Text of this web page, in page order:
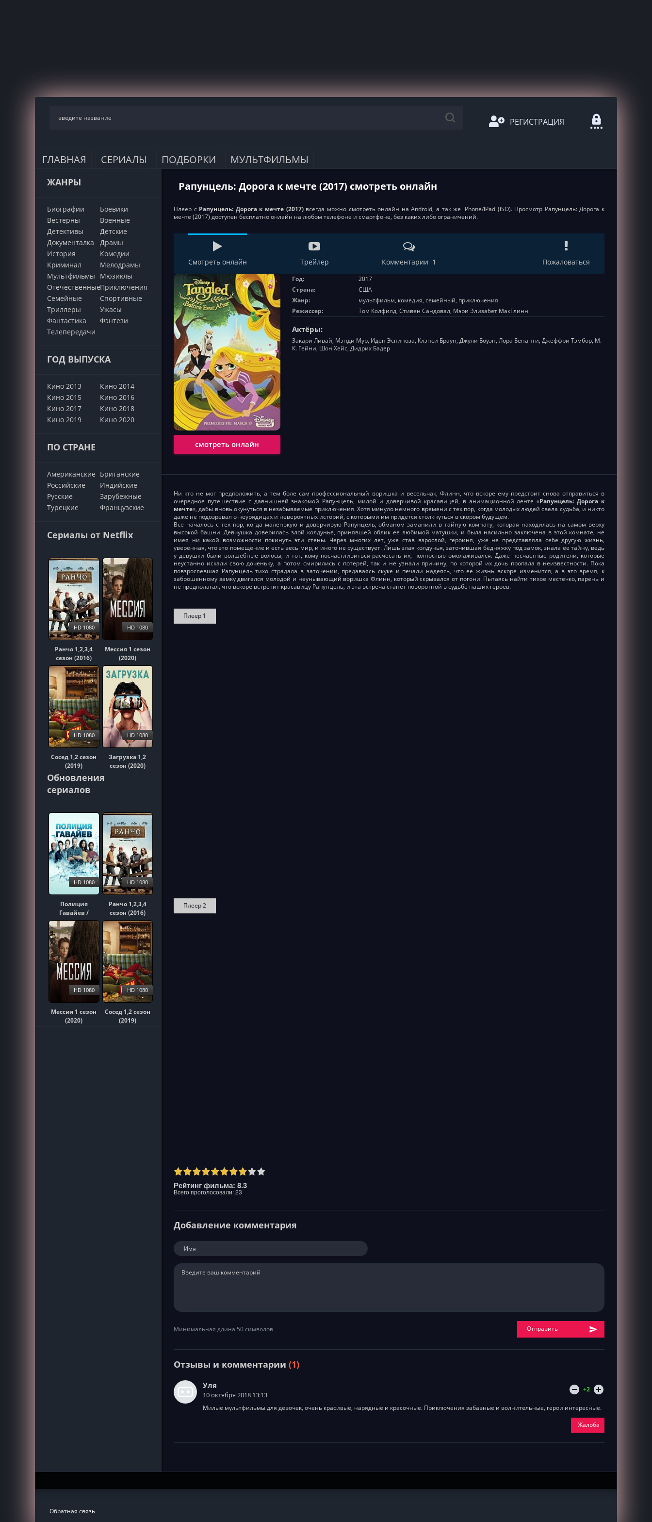
РЕГИСТРАЦИЯ
ГЛАВНАЯ СЕРИАЛЫ ПОДБОРКИ МУЛЬТФИЛЬМЫ
ЖАНРЫ
Биографии
Боевики
Вестерны
Военные
Детективы
Детские
Документалка
Драмы
История
Комедии
Криминал
Мелодрамы
Мультфильмы
Мюзиклы
ОтечественныеПриключения
Семейные
Cпортивные
Триллеры
Ужасы
Фантастика
Фэнтези
Телепередачи
ГОД ВЫПУСКА
Кино 2013
Кино 2014
Кино 2015
Кино 2016
Кино 2017
Кино 2018
Кино 2019
Кино 2020
ПО СТРАНЕ
Американские Британские
Российские
Индийские
Русские
Зарубежные
Турецкие
Французские
Сериалы от Netflix
Ранчо 1,2,3,4
сезон (2016)
HD 1080
Мессия 1 сезон
(2020)
HD 1080
Сосед 1,2 сезон
(2019)
HD 1080
Загрузка 1,2
сезон (2020)
HD 1080
Обновления
сериалов
Полиция
Гавайев /
Гавайи 5-0
1,2,3,4,5,6,7,8,9,10
сезон (2010)
HD 1080
Ранчо 1,2,3,4
сезон (2016)
HD 1080
Мессия 1 сезон
(2020)
HD 1080
Сосед 1,2 сезон
(2019)
HD 1080
Рапунцель: Дорога к мечте (2017) смотреть онлайн
Плеер с Рапунцель: Дорога к мечте (2017)всегда можно смотреть онлайн на Android, а так же iPhone/iPad (iSO). Просмотр Рапунцель: Дорога к
мечте (2017) доступен бесплатно онлайн на любом телефоне и смартфоне, без каких либо ограничений.
Смотреть онлайн Трейлер Комментарии 1 Пожаловаться
смотреть онлайн
Год:
2017
Страна:
США
Жанр:
мультфильм, комедия, семейный, приключения
Режиссер:
Том Колфилд, Стивен Сандовал, Мэри Элизабет МакГлинн
Актёры:
Закари Ливай, Мэнди Мур, Иден Эспиноза, Клэнси Браун, Джули Боуэн, Лора Бенанти, Джеффри Тэмбор, М.
К. Гейни, Шон Хейс, Дидрих Бадер
Ни кто не мог предположить, а тем боле сам профессиональный воришка и весельчак, Флинн, что вскоре ему предстоит снова отправиться в
очередное путешествие с давнишней знакомой Рапунцель, милой и доверчивой красавицей, в анимационной ленте «Рапунцель: Дорога к
мечте», дабы вновь окунуться в незабываемые приключения. Хотя минуло немного времени с тех пор, когда молодых людей свела судьба, и никто
даже не подозревал о неурядицах и невероятных историй, с которыми им придется столкнуться в скором будущем.
Все началось с тех пор, когда маленькую и доверчивую Рапунцель, обманом заманили в тайную комнату, которая находилась на самом верху
высокой башни. Девчушка доверилась злой колдунье, принявшей облик ее любимой матушки, и была насильно заключена в этой комнате, не
имея ни какой возможности покинуть эти стены. Через многих лет, уже став взрослой, героиня, уже не представляла себе другую жизнь,
уверенная, что это помещение и есть весь мир, и иного не существует. Лишь злая колдунья, заточившая бедняжку под замок, знала ее тайну, ведь
у девушки были волшебные волосы, и тот, кому посчастливиться расчесать их, полностью омолаживался. Даже несчастные родители, которые
неустанно искали свою доченьку, а потом смирились с потерей, так и не узнали причину, по которой их дочь пропала в неизвестности. Пока
повзрослевшая Рапунцель тихо страдала в заточении, предаваясь скуке и печали надеясь, что ее жизнь вскоре изменится, а в это время, к
заброшенному замку двигался молодой и неунывающий воришка Флинн, который скрывался от погони. Пытаясь найти тихое местечко, парень и
не предполагал, что вскоре встретит красавицу Рапунцель, и эта встреча станет поворотной в судьбе наших героев.
Плеер 1
Плеер 2
Рейтинг фильма: 8.3
Всего проголосовали:23
Добавление комментария
Минимальная длина 50 символов Отправить
Отзывы и комментарии (1)
Уля
10 октября 2018 13:13
+2
Милые мультфильмы для девочек, очень красивые, нарядные и красочные. Приключения забавные и волнительные, герои интересные.
Жалоба
Обратная связь